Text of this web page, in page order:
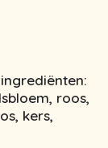
roos,
kers,